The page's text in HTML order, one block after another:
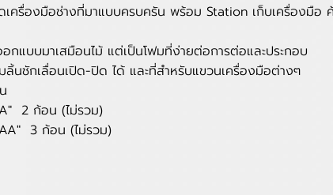
เครื่องมือช่างที่มาแบบครบครัน พร้อม Station เก็บเครื่องมื
กแบบมาเสมือนไม้ แต่เป็นโฟมที่ง่ายต่อการต่อและประกอบ
ลิ้นชักเลื่อนเปิด-ปิด ได้ และที่สำหรับแขวนเครื่องมือต่างๆ
2 ก้อน (ไม่รวม)
3 ก้อน (ไม่รวม)